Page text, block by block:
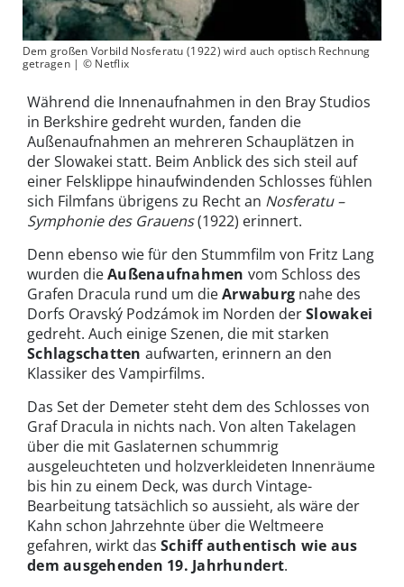
Dem großen Vorbild Nosferatu (1922) wird auch optisch Rechnung
getragen | © Netflix
Während die Innenaufnahmen in den Bray Studios
in Berkshire gedreht wurden, fanden die
Außenaufnahmen an mehreren Schauplätzen in
der Slowakei statt. Beim Anblick des sich steil auf
einer Felsklippe hinaufwindenden Schlosses fühlen
sich Filmfans übrigens zu Recht an Nosferatu –
Symphonie des Grauens(1922) erinnert.
Denn ebenso wie für den Stummfilm von Fritz Lang
wurden dieAußenaufnahmen vom Schloss des
Grafen Dracula rund um dieArwaburg nahe des
Dorfs Oravský Podzámok im Norden derSlowakei
gedreht. Auch einige Szenen, die mit starken
Schlagschatten aufwarten, erinnern an den
Klassiker des Vampirfilms.
Das Set der Demeter steht dem des Schlosses von
Graf Dracula in nichts nach. Von alten Takelagen
über die mit Gaslaternen schummrig
ausgeleuchteten und holzverkleideten Innenräume
bis hin zu einem Deck, was durch Vintage-
Bearbeitung tatsächlich so aussieht, als wäre der
Kahn schon Jahrzehnte über die Weltmeere
gefahren, wirkt das Schiff authentisch wie aus
dem ausgehenden 19. Jahrhundert.